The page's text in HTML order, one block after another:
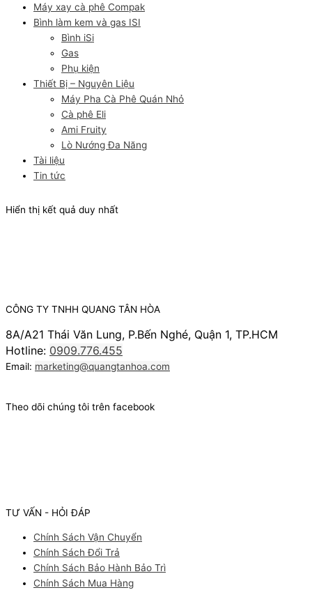
Máy xay cà phê Compak
Bình làm kem và gas ISI
Bình iSi
Gas
Phụ kiện
Thiết Bị – Nguyên Liệu
Máy Pha Cà Phê Quán Nhỏ
Cà phê Eli
Ami Fruity
Lò Nướng Đa Năng
Tài liệu
Tin tức
Hiển thị kết quả duy nhất
CÔNG TY TNHH QUANG TÂN HÒA
8A/A21 Thái Văn Lung, P.Bến Nghé, Quận 1, TP.HCM
Hotline: 0909.776.455
Email: marketing@quangtanhoa.com
Theo dõi chúng tôi trên facebook
TƯ VẤN - HỎI ĐÁP
Chính Sách Vận Chuyển
Chính Sách Đổi Trả
Chính Sách Bảo Hành Bảo Trì
Chính Sách Mua Hàng